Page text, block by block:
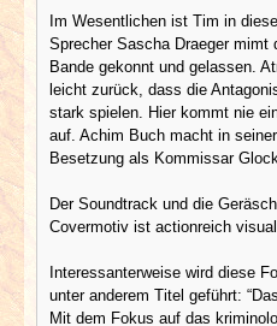
Im Wesentlichen ist Tim in
Sprecher Sascha Draeger mimt
Bande gekonnt und gelassen.
leicht zurück, dass die
stark spielen. Hier kommt nie
auf. Achim Buch macht in
Besetzung als Kommissar
Der Soundtrack und die
Covermotiv ist actionreich
Interessanterweise wird diese
unter anderem Titel geführt:
Mit dem Fokus auf das